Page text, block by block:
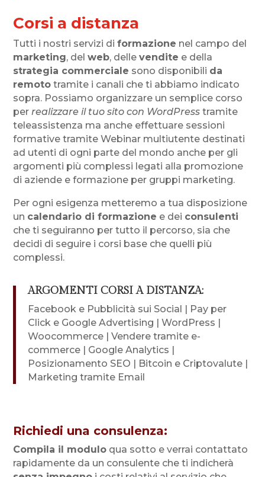
Corsi a distanza
Tutti i nostri servizi diformazione nel campo del
marketing, delweb, dellevendite e della
strategia commerciale sono disponibili da
remoto tramite i canali che ti abbiamo indicato
sopra. Possiamo organizzare un semplice corso
perrealizzare il tuo sito con WordPress tramite
teleassistenza ma anche effettuare sessioni
formative tramite Webinar multiutente destinati
ad utenti di ogni parte del mondo anche per gli
argomenti più complessi legati alla promozione
di aziende e formazione per gruppi marketing.
Per ogni esigenza metteremo a tua disposizione
un calendario di formazione e dei consulenti
che ti seguiranno per tutto il percorso, sia che
decidi di seguire i corsi base che quelli più
complessi.
ARGOMENTI CORSI A DISTANZA:
Facebook e Pubblicità sui Social | Pay per
Click e Google Advertising | WordPress |
Woocommerce | Vendere tramite e-
commerce | Google Analytics |
Posizionamento SEO | Bitcoin e Criptovalute |
Marketing tramite Email
Richiedi una consulenza:
Compila il modulo qua sotto e verrai contattato
rapidamente da un consulente che ti indicherà